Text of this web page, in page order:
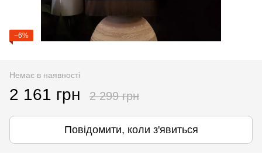
−6%
Немає в наявності
2 161 грн 2 299 грн
Повідомити, коли з'явиться